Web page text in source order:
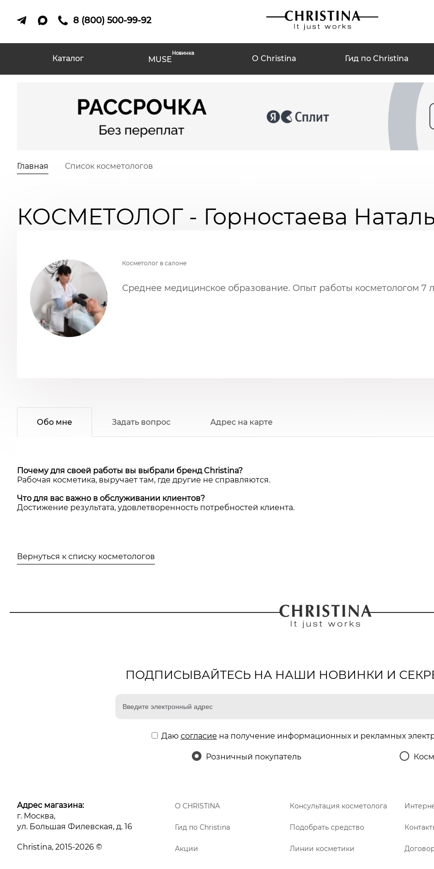
8 (800) 500-99-92
Каталог MUSE
Новинка
О Christina Гид по Christina
Главная Список косметологов
КОСМЕТОЛОГ - Горностаева
Косметолог в салоне
Среднее медицинское образование. Опыт работы косметологом 7
Обо мне Задать вопрос Адрес на карте
Почему для своей работы вы выбрали бренд Christina?
Рабочая косметика, выручает там, где другие не справляются.
Что для вас важно в обслуживании клиентов?
Достижение результата, удовлетворенность потребностей клиента.
Вернуться к списку косметологов
ПОДПИСЫВАЙТЕСЬ НА НАШИ НОВИНКИ И
Даю согласие на получение информационных и рекламных
Розничный покупатель
Адрес магазина:
г. Москва,
ул. Большая Филевская, д. 16
Christina, 2015-2026 ©
О CHRISTINA Консультация косметолога
Гид по Christina Подобрать средство
Акции Линии косметики